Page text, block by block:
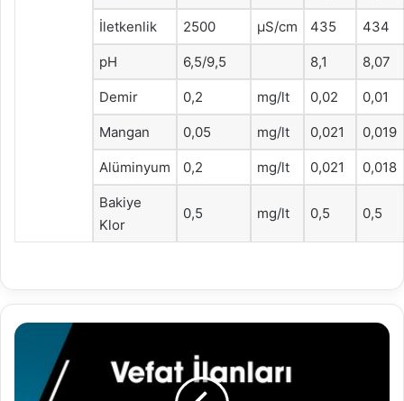
İletkenlik 2500 μS/cm 435 434
pH 6,5/9,5 8,1 8,07
Demir 0,2 mg/lt 0,02 0,01
Mangan 0,05 mg/lt 0,021 0,019
Alüminyum 0,2 mg/lt 0,021 0,018
Bakiye
Klor
0,5 mg/lt 0,5 0,5
23.08.2022